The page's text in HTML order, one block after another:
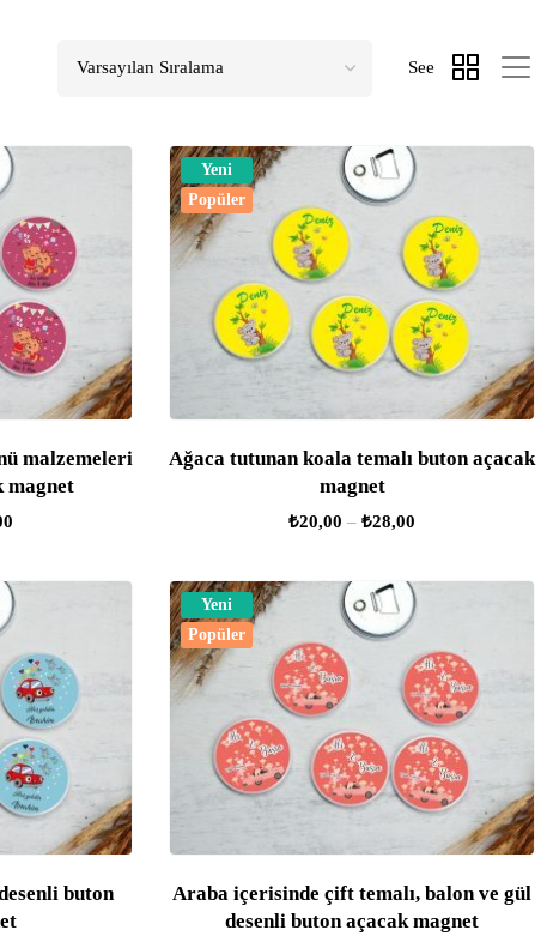
See
malzemeleri
magnet
Yeni
Popüler
Ağaca tutunan koala temalı buton açacak
magnet
₺20,00 – ₺28,00
buton
Yeni
Popüler
Araba içerisinde çift temalı, balon ve gül
desenli buton açacak magnet